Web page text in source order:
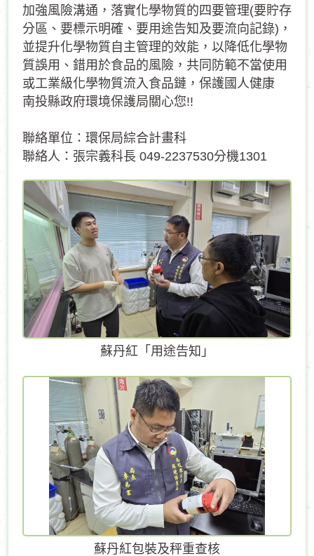
加強風險溝通，落實化學物質的四要管理(要貯存
分區、要標示明確、要用途告知及要流向記錄)，
並提升化學物質自主管理的效能，以降低化學物
質誤用、錯用於食品的風險，共同防範不當使用
或工業級化學物質流入食品鏈，保護國人健康
南投縣政府環境保護局關心您!!
聯絡單位：環保局綜合計畫科
聯絡人：張宗義科長 049-2237530分機1301
蘇丹紅「用途告知」
蘇丹紅包裝及秤重查核